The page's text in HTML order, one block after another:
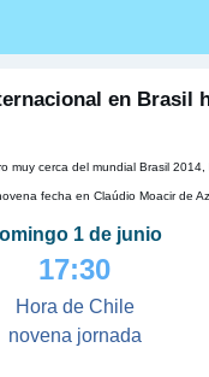
en Brasil
cerca del mundial Brasil
fecha en Claúdio Moacir de
1 de junio
17:30
Hora de Chile
novena jornada